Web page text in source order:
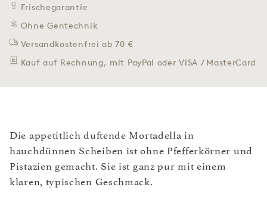
Frischegarantie
Ohne Gentechnik
Versandkostenfrei ab 70 €
Kauf auf Rechnung, mit PayPal oder VISA / MasterCard
Die appetitlich duftende Mortadella in
hauchdünnen Scheiben ist ohne Pfefferkörner und
Pistazien gemacht. Sie ist ganz pur mit einem
klaren, typischen Geschmack.